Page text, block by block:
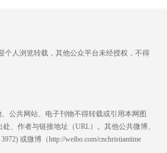
个人浏览转载，其他公众平台未经授权，不得
公共网站、电子刊物不得转载或引用本网图
、作者与链接地址（URL）。其他公共微博、
) ‬或微博（http://weibo.com/cnchristiantime